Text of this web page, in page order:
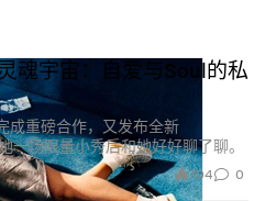
魂宇宙：自爱与Soul的私
成重磅合作，又发布全新
场限量小秀后和她好好聊了聊。
704 0